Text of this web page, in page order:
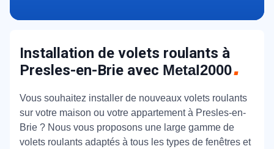
Installation de volets roulants à
Presles-en-Brie avec Metal2000
Vous souhaitez installer de nouveaux volets roulants
sur votre maison ou votre appartement à Presles-en-
Brie ? Nous vous proposons une large gamme de
volets roulants adaptés à tous les types de fenêtres et